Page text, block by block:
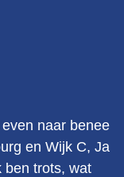
naar benee
en Wijk C, Ja
ben trots, wat